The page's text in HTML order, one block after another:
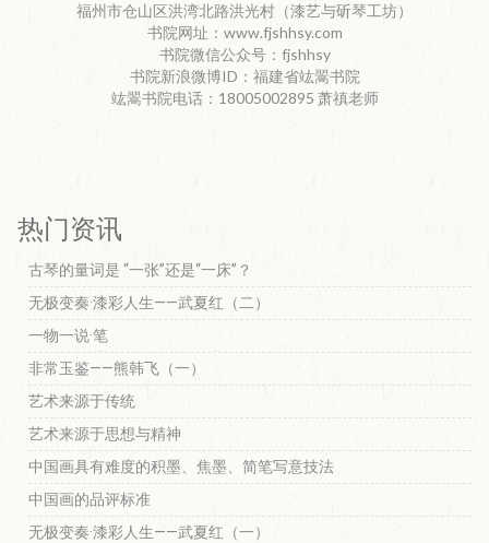
福州市仓山区洪湾北路洪光村（漆艺与斫琴工坊）
书院网址：www.fjshhsy.com
书院微信公众号：fjshhsy
书院新浪微博ID：福建省竑翯书院
竑翯书院电话：18005002895 萧禛老师
热门资讯
古琴的量词是 “一张”还是“一床”？
无极变奏·漆彩人生——武夏红（二）
一物一说·笔
非常玉鉴——熊韩飞（一）
艺术来源于传统
艺术来源于思想与精神
中国画具有难度的积墨、焦墨、简笔写意技法
中国画的品评标准
无极变奏·漆彩人生——武夏红（一）